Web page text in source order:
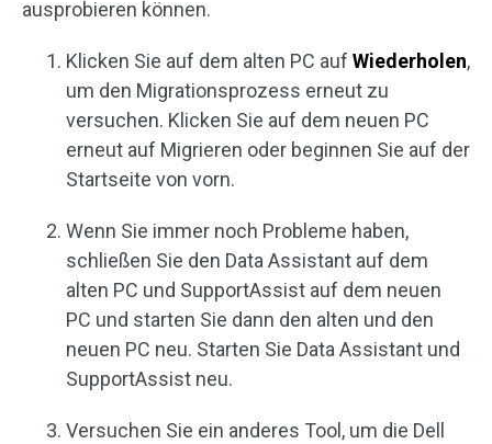
ausprobieren können.
Klicken Sie auf dem alten PC auf Wiederholen,
um den Migrationsprozess erneut zu
versuchen. Klicken Sie auf dem neuen PC
erneut auf Migrieren oder beginnen Sie auf der
Startseite von vorn.
Wenn Sie immer noch Probleme haben,
schließen Sie den Data Assistant auf dem
alten PC und SupportAssist auf dem neuen
PC und starten Sie dann den alten und den
neuen PC neu. Starten Sie Data Assistant und
SupportAssist neu.
Versuchen Sie ein anderes Tool, um die Dell